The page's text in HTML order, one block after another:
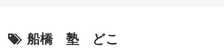
船橋 塾 どこ